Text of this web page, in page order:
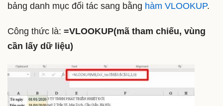
bảng danh mục đối tác sang bằng hàm VLOOKUP.
Công thức là: =VLOOKUP(mã tham chiếu, vùng
cần lấy dữ liệu)